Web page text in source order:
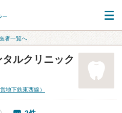
者一覧へ
ルクリニック
地下鉄東西線）